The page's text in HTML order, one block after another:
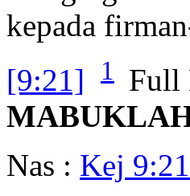
kepada
[9:21]
1 Full
Nas : Kej 9:21